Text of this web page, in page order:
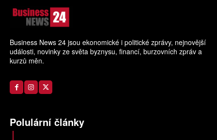
Business News 24 jsou ekonomické i politické zprávy, nejnovější
události, novinky ze světa byznysu, financí, burzovních zpráv a
kurzů měn.
Polulární články